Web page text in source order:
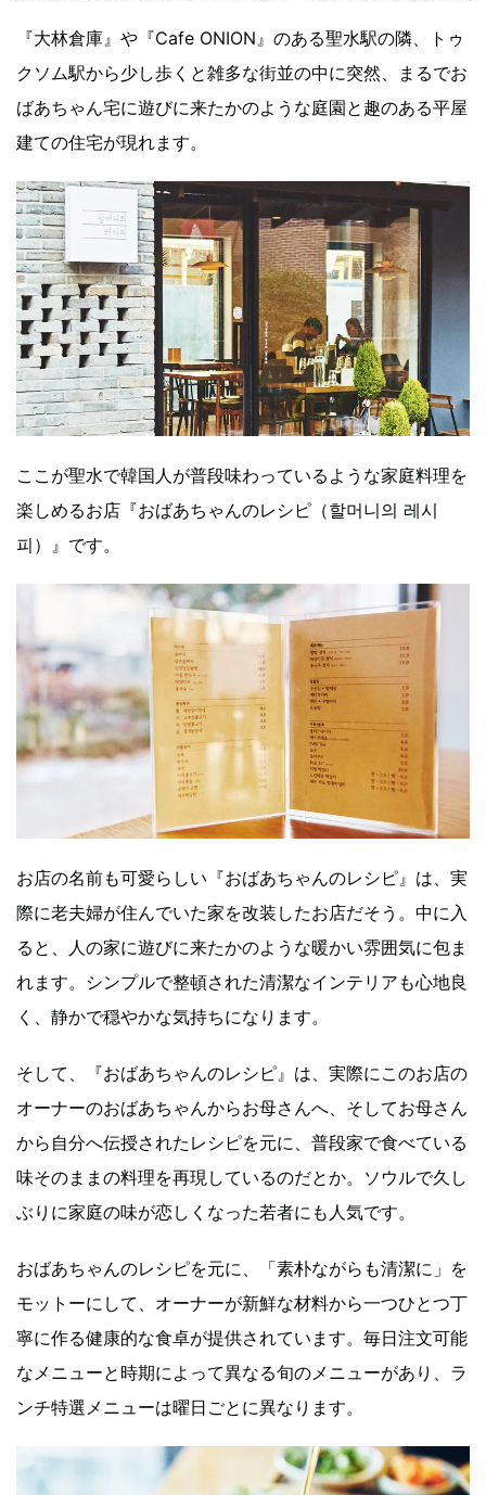
『大林倉庫』や『Cafe ONION』のある聖水駅の隣、トゥ
クソム駅から少し歩くと雑多な街並の中に突然、まるでお
ばあちゃん宅に遊びに来たかのような庭園と趣のある平屋
建ての住宅が現れます。
ここが聖水で韓国人が普段味わっているような家庭料理を
楽しめるお店『おばあちゃんのレシピ（할머니의 레시
피）』です。
お店の名前も可愛らしい『おばあちゃんのレシピ』は、実
際に老夫婦が住んでいた家を改装したお店だそう。中に入
ると、人の家に遊びに来たかのような暖かい雰囲気に包ま
れます。シンプルで整頓された清潔なインテリアも心地良
く、静かで穏やかな気持ちになります。
そして、『おばあちゃんのレシピ』は、実際にこのお店の
オーナーのおばあちゃんからお母さんへ、そしてお母さん
から自分へ伝授されたレシピを元に、普段家で食べている
味そのままの料理を再現しているのだとか。ソウルで久し
ぶりに家庭の味が恋しくなった若者にも人気です。
おばあちゃんのレシピを元に、「素朴ながらも清潔に」を
モットーにして、オーナーが新鮮な材料から一つひとつ丁
寧に作る健康的な食卓が提供されています。毎日注文可能
なメニューと時期によって異なる旬のメニューがあり、ラ
ンチ特選メニューは曜日ごとに異なります。